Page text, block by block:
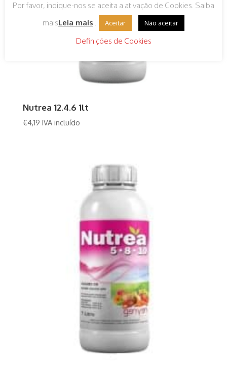
Nutrea 12.4.6 1lt
€4,19 IVA incluído
Por favor, indique-nos se aceita a ativação de Cookies. Saiba
maisLeia mais.. Aceitar Não aceitar
Definições de Cookies